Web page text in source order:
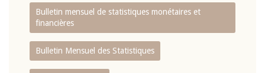
Bulletin mensuel de statistiques monétaires et
financières
Bulletin Mensuel des Statistiques